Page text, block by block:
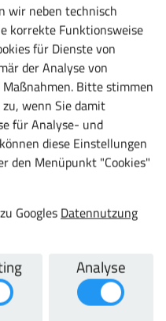
oder rufen Sie an. Alle
Sie dementsprechend
0
Fr. 08:00–13:00 Uhr
größeren
kostenloses und
legen. Bei hoher
eingeblendet, über den Sie
wir neben technisch
korrekte Funktionsweise
für Dienste von
der Analyse von
Bitte stimmen
wenn Sie damit
für Analyse- und
diese Einstellungen
den Menüpunkt "Cookies"
Googles Datennutzung
Analyse